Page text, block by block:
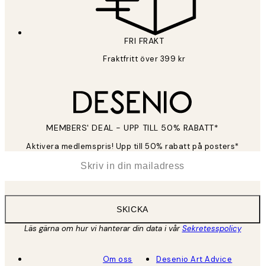
FRI FRAKT
Fraktfritt över 399 kr
MEMBERS' DEAL - UPP TILL 50% RABATT*
Aktivera medlemspris! Upp till 50% rabatt på posters*
SKICKA
Läs gärna om hur vi hanterar din data i vårSekretesspolicy
Om oss
Desenio Art Advice